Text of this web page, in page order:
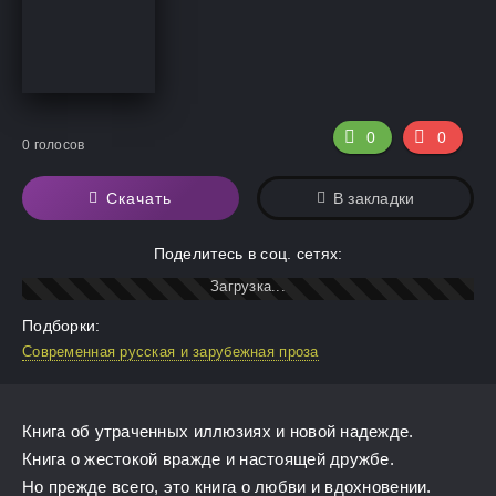
0 голосов 0 0
Скачать В закладки
Поделитесь в соц. сетях:
Подборки:
Современная русская и зарубежная проза
Книга об утраченных иллюзиях и новой надежде.
Книга о жестокой вражде и настоящей дружбе.
Но прежде всего, это книга о любви и вдохновении.